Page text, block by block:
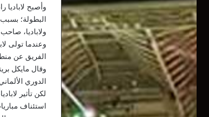
وأصبح
البطولة؛ بسبب
ولاباديا، صاحب
الفريق عن
وقال مايكل
الدوري
لكن تأثير
استئناف